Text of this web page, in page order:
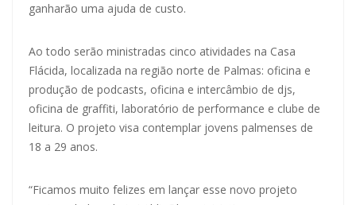
ganharão uma ajuda de custo.
Ao todo serão ministradas cinco atividades na Casa
Flácida, localizada na região norte de Palmas: oficina e
produção de podcasts, oficina e intercâmbio de djs,
oficina de graffiti, laboratório de performance e clube de
leitura. O projeto visa contemplar jovens palmenses de
18 a 29 anos.
“Ficamos muito felizes em lançar esse novo projeto